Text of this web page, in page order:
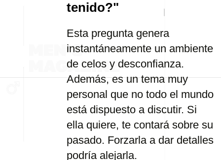
tenido?"
Esta pregunta genera
instantáneamente un ambiente
de celos y desconfianza.
Además, es un tema muy
personal que no todo el mundo
está dispuesto a discutir. Si
ella quiere, te contará sobre su
pasado. Forzarla a dar detalles
podría alejarla.